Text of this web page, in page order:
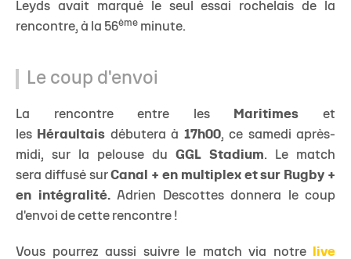
Leyds avait marqué le seul essai rochelais de la
rencontre, à la 56ème minute.
Le coup d'envoi
La rencontre entre lesMaritimeset
les Héraultais débutera à 17h00, ce samedi après-
midi, sur la pelouse du GGL Stadium. Le match
sera diffusé surCanal + en multiplex et sur Rugby +
en intégralité.Adrien Descottes donnera le coup
d'envoi de cette rencontre !
Vous pourrez aussi suivre le match via notre
live